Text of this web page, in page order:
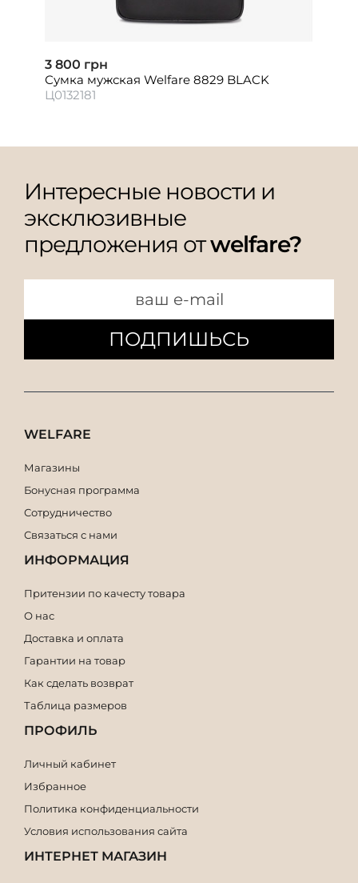
3 800 грн
Сумка мужская Welfare 8829 BLACK
Ц0132181
Интересные новости и
эксклюзивные
предложения отwelfare?
ПОДПИШЬСЬ
WELFARE
Магазины
Бонусная программа
Сотрудничество
Связаться с нами
ИНФОРМАЦИЯ
Притензии по качесту товара
О нас
Доставка и оплата
Гарантии на товар
Как сделать возврат
Таблица размеров
ПРОФИЛЬ
Личный кабинет
Избранное
Политика конфиденциальности
Условия использования сайта
ИНТЕРНЕТ МАГАЗИН